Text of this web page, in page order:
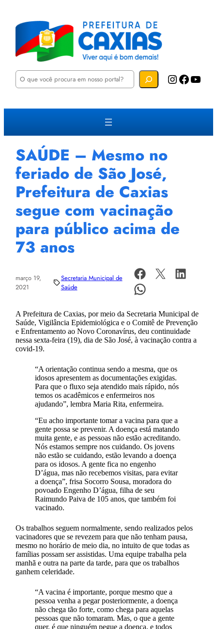
P
u
a
Instagram Facebook YouTube
SAÚDE – Mesmo no
feriado de São José,
Prefeitura de Caxias
segue com vacinação
para público acima de
73 anos
março 19,
2021
Secretaria Municipal de
Saúde
A Prefeitura de Caxias, por meio da Secretaria Municipal de
Saúde, Vigilância Epidemiológica e o Comitê de Prevenção
e Enfrentamento ao Novo Coronavírus, deu continuidade
nessa sexta-feira (19), dia de São José, à vacinação contra a
covid-19.
“A orientação continua sendo a mesma, que os
idosos apresentem as documentações exigidas.
Para que o fluxo seja atendido mais rápido, nós
temos os acadêmicos e enfermeiros nos
ajudando”, lembra Maria Rita, enfermeira.
“Eu acho importante tomar a vacina para que a
gente possa se prevenir. A doença está matando
muita gente, e as pessoas não estão acreditando.
Nós estamos sempre nos cuidando. Os jovens
não estão se cuidando, estão levando a doença
para os idosos. A gente fica no engenho
D’água, mas não recebemos visitas, para evitar
a doença”, frisa Socorro Sousa, moradora do
povoado Engenho D’água, filha de seu
Raimundo Paiva de 105 anos, que também foi
vacinado.
Os trabalhos seguem normalmente, sendo realizados pelos
vacinadores que se revezem para que não tenham pausa,
mesmo no horário de meio dia, no intuito de que todas as
famílias possam ser assistidas. Uma equipe trabalha pela
manhã e outra na parte da tarde, para que os trabalhos
ganhem celeridade.
“A vacina é importante, porque mesmo que a
pessoa venha a pegar posteriormente, a doença
não chega tão forte, como chega para aquelas
pessoas que não tomaram. Mas, o que a gente
quer, é que ninguém pegue a doença, e todos